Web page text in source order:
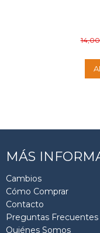
MÁS
Cambios
Cómo Comprar
Contacto
Preguntas Frecuentes
Quiénes Somos